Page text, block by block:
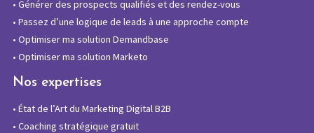
• Générer des prospects qualifiés et des rendez-vous
• Passez d’une logique de leads à une approche compte
• Optimiser ma solution Demandbase
• Optimiser ma solution Marketo
Nos expertises
• État de l’Art du Marketing Digital B2B
• Coaching stratégique gratuit